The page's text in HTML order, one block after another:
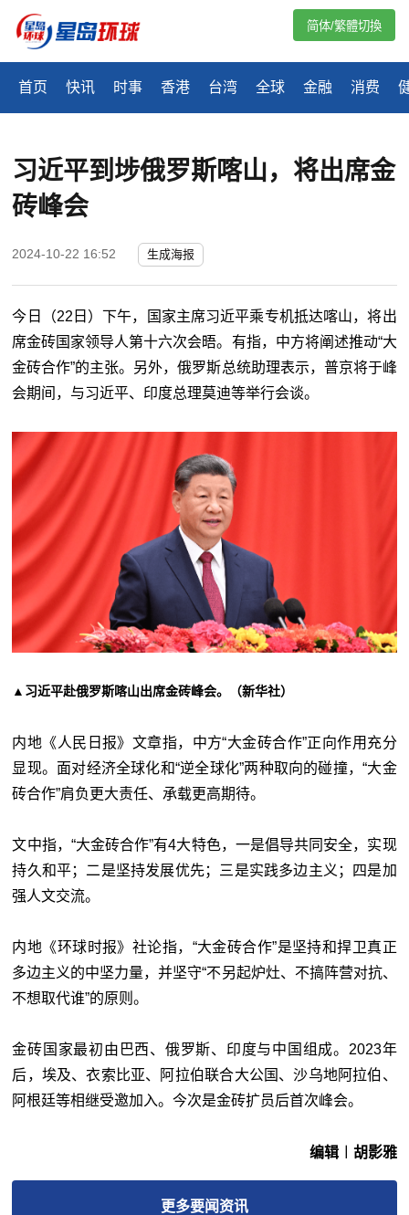
首页 快讯 时事 香港 台湾 全球 金融 消费
简体/繁體切換
习近平到埗俄罗斯喀山，将出席金
砖峰会
2024-10-22 16:52 生成海报
今日（22日）下午，国家主席习近平乘专机抵达喀山，将出
席金砖国家领导人第十六次会晤。有指，中方将阐述推动“大
金砖合作”的主张。另外，俄罗斯总统助理表示，普京将于峰
会期间，与习近平、印度总理莫迪等举行会谈。
▲习近平赴俄罗斯喀山出席金砖峰会。（新华社）
内地《人民日报》文章指，中方“大金砖合作”正向作用充分
显现。面对经济全球化和“逆全球化”两种取向的碰撞，“大金
砖合作”肩负更大责任、承载更高期待。
文中指，“大金砖合作”有4大特色，一是倡导共同安全，实现
持久和平；二是坚持发展优先；三是实践多边主义；四是加
强人文交流。
内地《环球时报》社论指，“大金砖合作”是坚持和捍卫真正
多边主义的中坚力量，并坚守“不另起炉灶、不搞阵营对抗、
不想取代谁”的原则。
金砖国家最初由巴西、俄罗斯、印度与中国组成。2023年
后，埃及、衣索比亚、阿拉伯联合大公国、沙乌地阿拉伯、
阿根廷等相继受邀加入。今次是金砖扩员后首次峰会。
编辑︱胡影雅
更多要闻资讯